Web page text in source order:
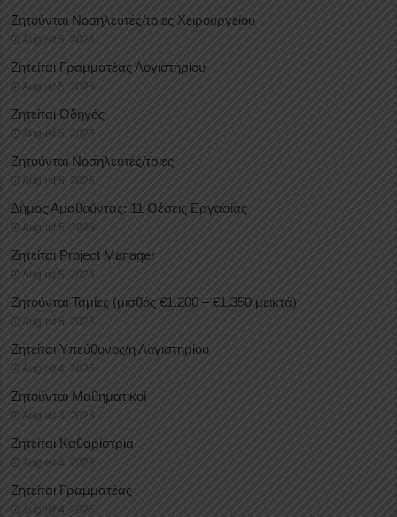
Ζητούνται Νοσηλευτές/τριες Χειρουργείου
August 5, 2026
Ζητείται Γραμματέας Λογιστηρίου
August 5, 2026
Ζητείται Οδηγός
August 5, 2026
Ζητούνται Νοσηλευτές/τριες
August 5, 2026
Δήμος Αμαθούντας: 11 Θέσεις Εργασίας
August 5, 2026
Ζητείται Project Manager
August 5, 2026
Ζητούνται Ταμίες (μισθός €1.200 – €1.350 μεικτά)
August 5, 2026
Ζητείται Υπεύθυνος/η Λογιστηρίου
August 4, 2026
Ζητούνται Μαθηματικοί
August 4, 2026
Ζητείται Καθαρίστρια
August 4, 2026
Ζητείται Γραμματέας
August 4, 2026